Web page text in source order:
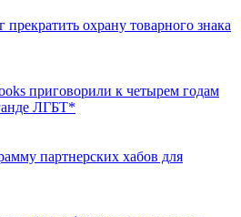
охрану товарного знака
приговорили к четырем годам
ЛГБТ*
партнерских хабов для